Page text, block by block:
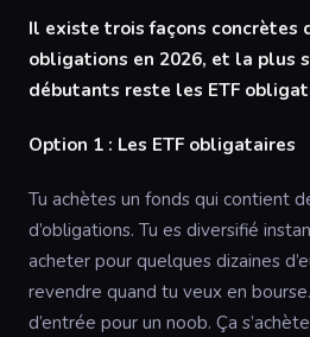
Il existe trois façons concrètes
obligations en 2026, et la plus
débutants reste les ETF
Option 1 : Les ETF obligataires
Tu achètes un fonds qui contient
d’obligations. Tu es diversifié
acheter pour quelques dizaines
revendre quand tu veux en
d’entrée pour un noob. Ça